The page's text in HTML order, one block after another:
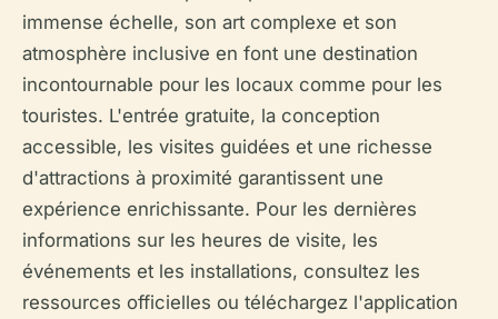
immense échelle, son art complexe et son
atmosphère inclusive en font une destination
incontournable pour les locaux comme pour les
touristes. L'entrée gratuite, la conception
accessible, les visites guidées et une richesse
d'attractions à proximité garantissent une
expérience enrichissante. Pour les dernières
informations sur les heures de visite, les
événements et les installations, consultez les
ressources officielles ou téléchargez l'application